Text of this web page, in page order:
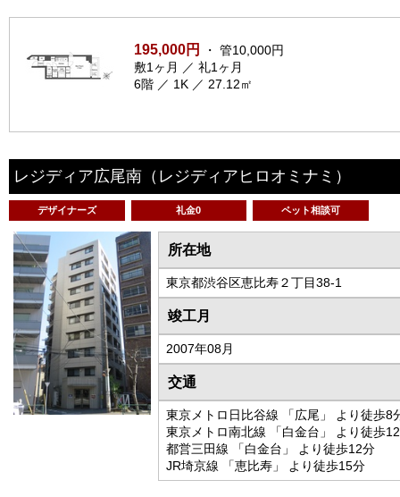
195,000円
・ 管10,000円
敷1ヶ月 ／ 礼1ヶ月
6階 ／ 1K ／ 27.12㎡
レジディア広尾南 （レジディアヒロオミナミ）
デザイナーズ 礼金0 ペット相談可
所在地
東京都渋谷区恵比寿２丁目38-1
竣工月
2007年08月
交通
東京メトロ日比谷線 「広尾」 より徒歩8
東京メトロ南北線 「白金台」 より徒歩
都営三田線 「白金台」 より徒歩12分
JR埼京線 「恵比寿」 より徒歩15分